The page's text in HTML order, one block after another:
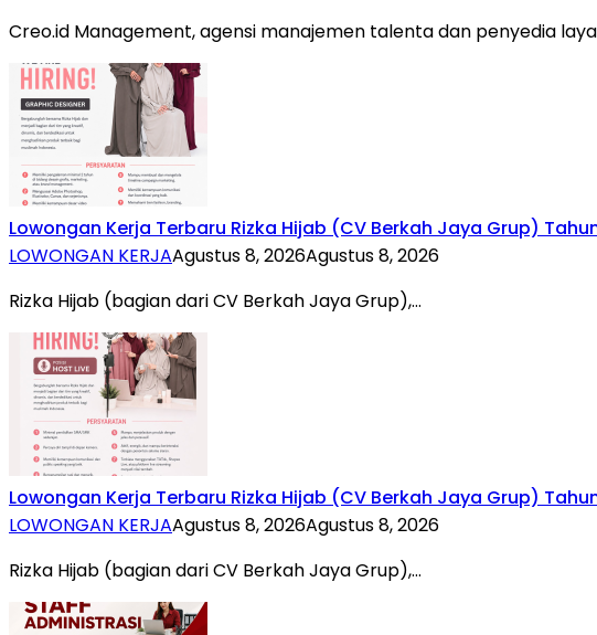
Creo.id Management, agensi manajemen talenta dan penyedia
Lowongan Kerja Terbaru Rizka Hijab (CV Berkah Jaya Grup)
LOWONGAN KERJAAgustus 8, 2026Agustus 8, 2026
Rizka Hijab (bagian dari CV Berkah Jaya Grup),…
Lowongan Kerja Terbaru Rizka Hijab (CV Berkah Jaya Grup)
LOWONGAN KERJAAgustus 8, 2026Agustus 8, 2026
Rizka Hijab (bagian dari CV Berkah Jaya Grup),…